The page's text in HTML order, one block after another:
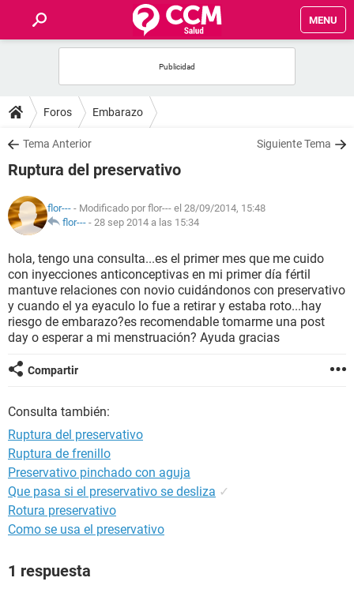
MENU
FOROS
SALUD
FAMILIA
NUTRICIÓN
BIENESTAR
SEXUALIDAD
GLOSARIO
Foros Embarazo
Tema Anterior Siguiente Tema
Ruptura del preservativo
flor--- - Modificado por flor--- el 28/09/2014, 15:48
flor--- - 28 sep 2014 a las 15:34
hola, tengo una consulta...es el primer mes que me cuido
con inyecciones anticonceptivas en mi primer día fértil
mantuve relaciones con novio cuidándonos con preservativo
y cuando el ya eyaculo lo fue a retirar y estaba roto...hay
riesgo de embarazo?es recomendable tomarme una post
day o esperar a mi menstruación? Ayuda gracias
Compartir
Consulta también:
Ruptura del preservativo
Ruptura de frenillo
Preservativo pinchado con aguja
Que pasa si el preservativo se desliza ✓
Rotura preservativo
Como se usa el preservativo
1 respuesta